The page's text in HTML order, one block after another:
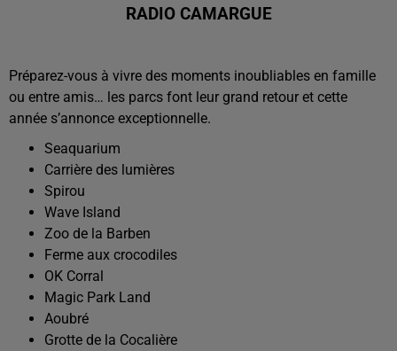
RADIO CAMARGUE
Préparez-vous à vivre des moments inoubliables en famille
ou entre amis… les parcs font leur grand retour et cette
année s’annonce exceptionnelle.
Seaquarium
Carrière des lumières
Spirou
Wave Island
Zoo de la Barben
Ferme aux crocodiles
OK Corral
Magic Park Land
Aoubré
Grotte de la Cocalière